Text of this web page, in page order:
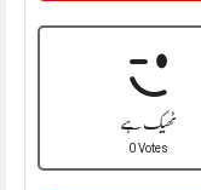
ٹھیک ہے
0 Votes